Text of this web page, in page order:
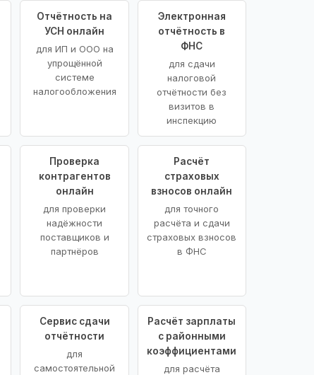
Отчётность на
УСН онлайн
для ИП и ООО на
упрощённой
системе
налогообложения
Электронная
отчётность в
ФНС
для сдачи
налоговой
отчётности без
визитов в
инспекцию
Проверка
контрагентов
онлайн
для проверки
надёжности
поставщиков и
партнёров
Расчёт
страховых
взносов онлайн
для точного
расчёта и сдачи
страховых взносов
в ФНС
Сервис сдачи
отчётности
для
самостоятельной
Расчёт зарплаты
с районными
коэффициентами
для расчёта